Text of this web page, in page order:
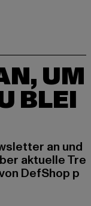
UM
BLEI
an und
aktuelle Tre
DefShop p